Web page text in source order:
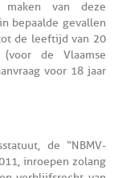
van deze
bepaalde gevallen
de leeftijd van 20
de Vlaamse
voor 18 jaar
de “NBMV-
inroepen zolang